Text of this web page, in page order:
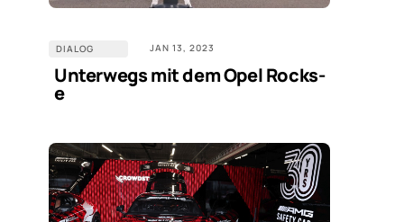
DIALOG JAN 13, 2023
Unterwegs mit dem Opel Rocks-
e